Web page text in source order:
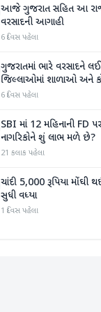
આજે ગુજરાત સહિત આ
વરસાદની આગાહી
6 દિવસ પહેલા
ગુજરાતમાં ભારે વરસાદને
જિલ્લાઓમાં શાળાઓ અને
6 દિવસ પહેલા
SBI માં 12 મહિનાની FD
નાગરિકોને શું લાભ મળે છે?
21 કલાક પહેલા
ચાંદી 5,000 રૂપિયા મોંઘી
સુધી વધ્યા
1 દિવસ પહેલા